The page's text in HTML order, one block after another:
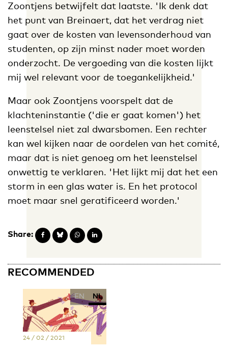
Zoontjens betwijfelt dat laatste. 'Ik denk dat
het punt van Breinaert, dat het verdrag niet
gaat over de kosten van levensonderhoud van
studenten, op zijn minst nader moet worden
onderzocht. De vergoeding van die kosten lijkt
mij wel relevant voor de toegankelijkheid.'
Maar ook Zoontjens voorspelt dat de
klachteninstantie ('die er gaat komen') het
leenstelsel niet zal dwarsbomen. Een rechter
kan wel kijken naar de oordelen van het comité,
maar dat is niet genoeg om het leenstelsel
onwettig te verklaren. 'Het lijkt mij dat het een
storm in een glas water is. En het protocol
moet maar snel geratificeerd worden.'
Share:
RECOMMENDED
EN NL
24 / 02 / 2021